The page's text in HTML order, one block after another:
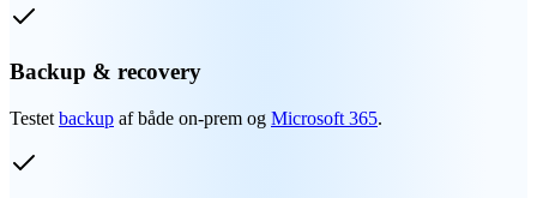
Backup & recovery
Testet backup af både on-prem og Microsoft 365.